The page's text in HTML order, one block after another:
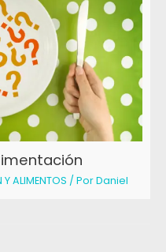
ALIMENTOS / PorDaniel